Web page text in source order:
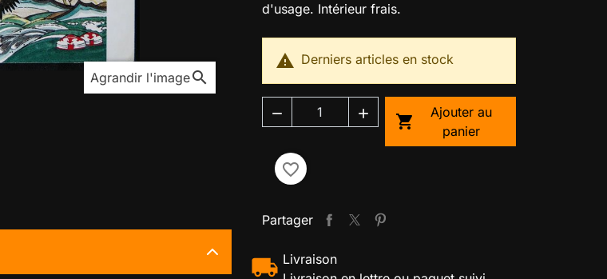
Agrandir l'imagesearch
d'usage. Intérieur frais.
 Derniers articles en stock
  
Ajouter au
panier
favorite_border
Partager
Livraison